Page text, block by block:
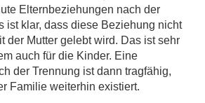
Elternbeziehungen nach der
ist klar, dass diese Beziehung nicht
der Mutter gelebt wird. Das ist sehr
auch für die Kinder. Eine
der Trennung ist dann tragfähig,
Familie weiterhin existiert.